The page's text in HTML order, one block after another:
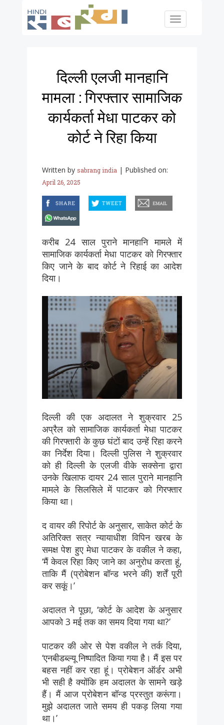
Toggle
दिल्ली एलजी मानहानि
मामला : गिरफ्तार सामाजिक
कार्यकर्ता मेधा पाटकर को
कोर्ट ने रिहा किया
Written by sabrang india | Published on:
April 26, 2025
करीब 24 साल पुराने मानहानि मामले में
सामाजिक कार्यकर्ता मेधा पाटकर को गिरफ्तार
किए जाने के बाद कोर्ट ने रिहाई का आदेश
दिया।
दिल्ली की एक अदालत ने शुक्रवार 25
अप्रैल को सामाजिक कार्यकर्ता मेधा पाटकर
की गिरफ्तारी के कुछ घंटों बाद उन्हें रिहा करने
का निर्देश दिया। दिल्ली पुलिस ने शुक्रवार
को ही दिल्ली के एलजी वीके सक्सेना द्वारा
उनके खिलाफ दायर 24 साल पुराने मानहानि
मामले के सिलसिले में पाटकर को गिरफ्तार
किया था।
द वायर की रिपोर्ट के अनुसार, साकेत कोर्ट के
अतिरिक्त सत्र न्यायाधीश विपिन खरब के
समक्ष पेश हुए मेधा पाटकर के वकील ने कहा,
‘मैं केवल रिहा किए जाने का अनुरोध करता हूं,
ताकि मैं (प्रोबेशन बॉन्ड भरने की) शर्तें पूरी
कर सकूं।’
अदालत ने पूछा, ‘कोर्ट के आदेश के अनुसार
आपको 3 मई तक का समय दिया गया था?’
पाटकर की ओर से पेश वकील ने तर्क दिया,
‘एनबीडब्ल्यू निष्पादित किया गया है। मैं इस पर
बहस नहीं कर रहा हूं। प्रोबेशन ऑर्डर अभी
भी सही है क्योंकि हम अदालत के सामने खड़े
हैं। मैं आज प्रोबेशन बॉन्ड प्रस्तुत करूंगा।
मुझे अदालत जाते समय ही पकड़ लिया गया
था।’